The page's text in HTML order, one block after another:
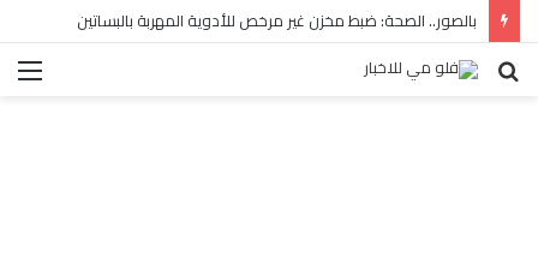
بالصور.. الصحة: ضبط مخزن غير مرخص للأدوية المهربة بالبساتين
بحث